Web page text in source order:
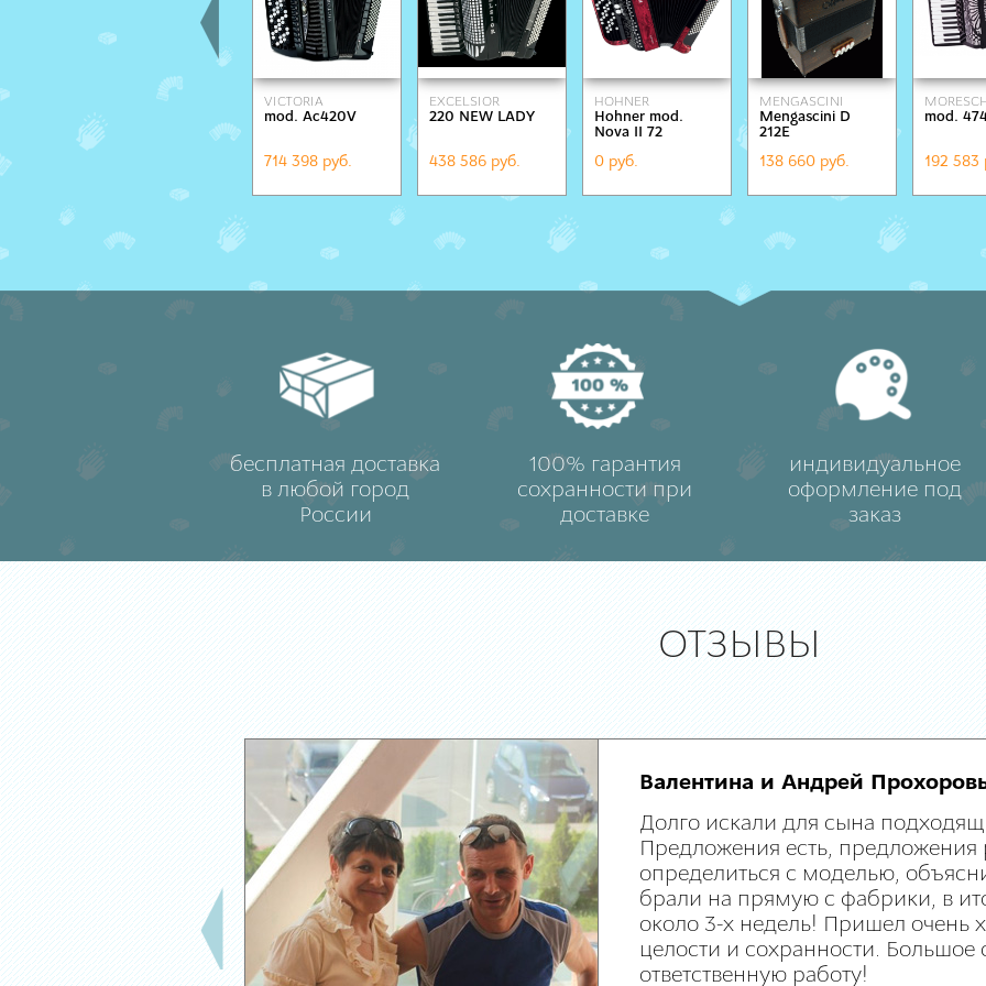
VICTORIA
mod. Ac420V
714 398 руб.
EXCELSIOR
220 NEW LADY
438 586 руб.
HOHNER
Hohner mod.
Nova II 72
0 руб.
MENGASCINI
Mengascini D
212E
138 660 руб.
MORESCHI
mod.
192 583
бесплатная доставка
в любой город
России
100% гарантия
сохранности при
доставке
индивидуальное
оформление под
заказ
ОТЗЫВЫ
Валентина и Андрей
Долго искали для сына
Предложения есть, предложения
определиться с моделью,
брали на прямую с фабрики, в
около 3-х недель! Пришел очень
целости и сохранности. Большое
ответственную работу!